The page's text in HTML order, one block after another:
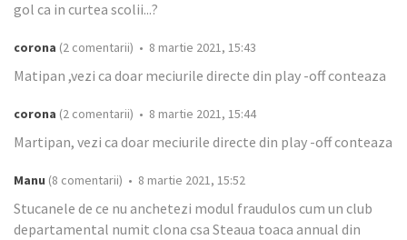
gol ca in curtea scolii...?
corona (2 comentarii) • 8 martie 2021, 15:43
Matipan ,vezi ca doar meciurile directe din play -off conteaza
corona (2 comentarii) • 8 martie 2021, 15:44
Martipan, vezi ca doar meciurile directe din play -off conteaza
Manu (8 comentarii) • 8 martie 2021, 15:52
Stucanele de ce nu anchetezi modul fraudulos cum un club
departamental numit clona csa Steaua toaca annual din